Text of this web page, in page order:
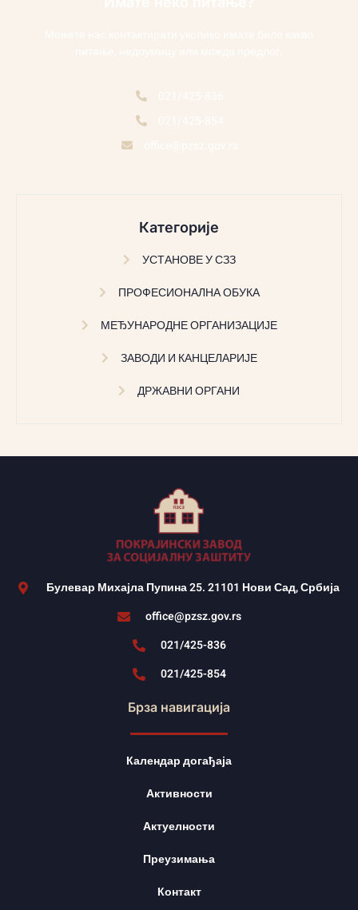
Категорије
УСТАНОВЕ У СЗЗ
ПРОФЕСИОНАЛНА ОБУКА
МЕЂУНАРОДНЕ ОРГАНИЗАЦИЈЕ
ЗАВОДИ И КАНЦЕЛАРИЈЕ
ДРЖАВНИ ОРГАНИ
Булевар Михајла Пупина 25. 21101 Нови Сад, Србија
office@pzsz.gov.rs
021/425-836
021/425-854
Брза навигација
Календар догађаја
Активности
Актуелности
Преузимања
Контакт